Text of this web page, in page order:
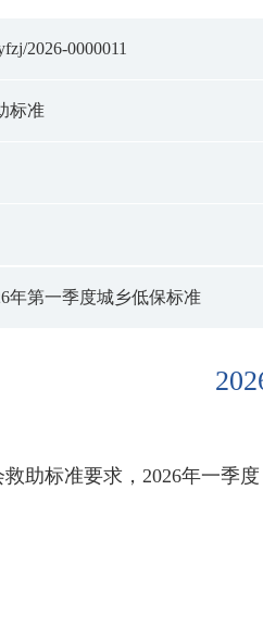
2026-0000011
标准
年第一季度城乡低保标准
助标准要求，2026年一季